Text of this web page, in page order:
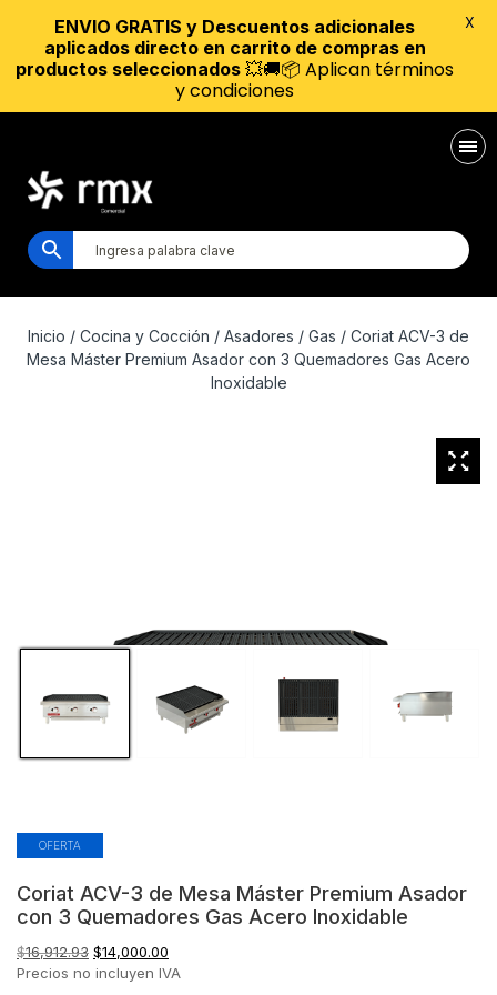
Inicio / Cocina y Cocción / Asadores / Gas / Coriat ACV-3 de
Mesa Máster Premium Asador con 3 Quemadores Gas Acero
Inoxidable
OFERTA
Coriat ACV-3 de Mesa Máster Premium Asador
con 3 Quemadores Gas Acero Inoxidable
$16,912.93 El
precio
$14,000.00
precio
Precios no incluyen IVA
ENVIO GRATIS y Descuentos adicionales
aplicados directo en carrito de compras en
productos seleccionados 💥🚚📦 Aplican términos
y condiciones
X